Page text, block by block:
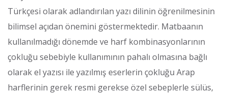
Türkçesi olarak adlandırılan yazı dilinin öğrenilmesinin
bilimsel açıdan önemini göstermektedir. Matbaanın
kullanılmadığı dönemde ve harf kombinasyonlarının
çokluğu sebebiyle kullanımının pahalı olmasına bağlı
olarak el yazısı ile yazılmış eserlerin çokluğu Arap
harflerinin gerek resmi gerekse özel sebeplerle sülüs,